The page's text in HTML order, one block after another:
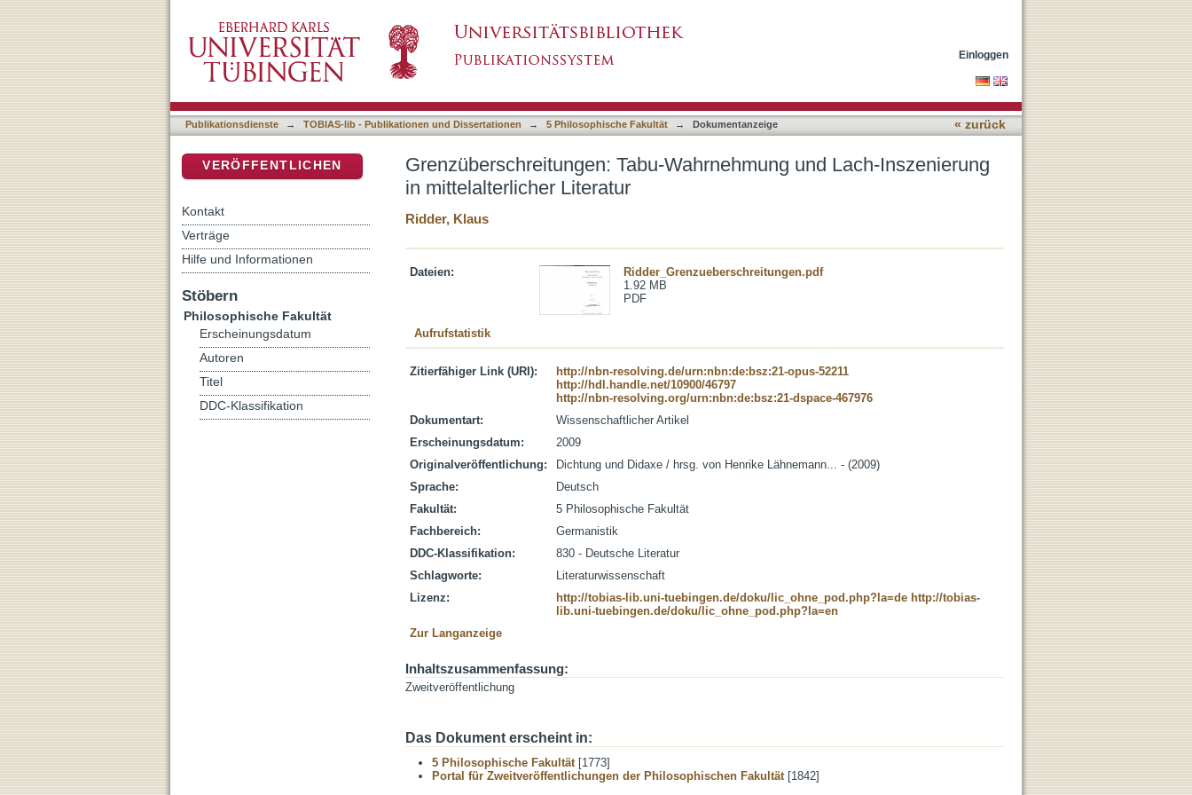
Einloggen
Publikationsdienste → TOBIAS-lib - Publikationen und Dissertationen → 5 Philosophische Fakultät → Dokumentanzeige « zurück
Grenzüberschreitungen: Tabu-Wahrnehmung und Lach-Inszenierung
in mittelalterlicher Literatur
Ridder, Klaus
Dateien:
Ridder_Grenzueberschreitungen.pdf
1.92 MB
PDF
Aufrufstatistik
Zitierfähiger Link (URI):
http://nbn-resolving.de/urn:nbn:de:bsz:21-opus-52211
http://hdl.handle.net/10900/46797
http://nbn-resolving.org/urn:nbn:de:bsz:21-dspace-467976
Dokumentart:
Wissenschaftlicher Artikel
Erscheinungsdatum:
2009
Originalveröffentlichung:
Dichtung und Didaxe / hrsg. von Henrike Lähnemann... - (2009)
Sprache:
Deutsch
Fakultät:
5 Philosophische Fakultät
Fachbereich:
Germanistik
DDC-Klassifikation:
830 - Deutsche Literatur
Schlagworte:
Literaturwissenschaft
Lizenz:
http://tobias-lib.uni-tuebingen.de/doku/lic_ohne_pod.php?la=de http://tobias-
lib.uni-tuebingen.de/doku/lic_ohne_pod.php?la=en
Zur Langanzeige
Inhaltszusammenfassung:
Zweitveröffentlichung
Das Dokument erscheint in:
5 Philosophische Fakultät[1773]
Portal für Zweitveröffentlichungen der Philosophischen Fakultät[1842]
VERÖFFENTLICHEN
Kontakt
Verträge
Hilfe und Informationen
Stöbern
Philosophische Fakultät
Erscheinungsdatum
Autoren
Titel
DDC-Klassifikation